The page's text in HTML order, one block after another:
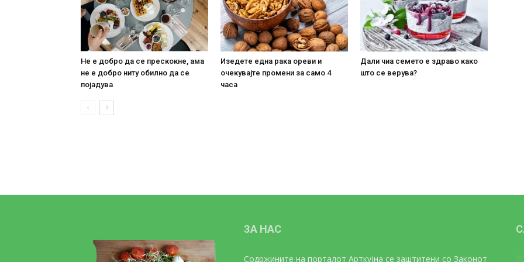
Не е добро да се прескокне, ама
не е добро ниту обилно да се
појадува
Изедете една рака ореви и
очекувајте промени за само 4
часа
Дали чиа семето е здраво како
што се верува?
ЗА НАС
Содржините на порталот Арткујна се заштитени со Законот